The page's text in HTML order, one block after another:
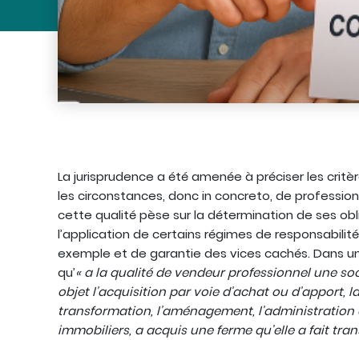
La jurisprudence a été amenée à préciser les
les circonstances, donc in concreto, de
cette qualité pèse sur la détermination de ses
l’application de certains régimes de
exemple et de garantie des vices cachés. Dans
qu’« a la qualité de vendeur professionnel une
objet l’acquisition par voie d’achat ou d’apport,
transformation, l’aménagement,
immobiliers, a acquis une ferme qu’elle a fait